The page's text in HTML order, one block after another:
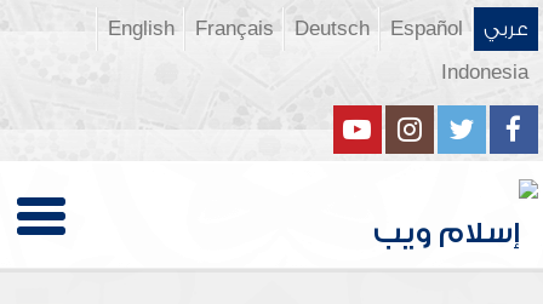
عربي Español
Deutsch
Français
English
Indonesia